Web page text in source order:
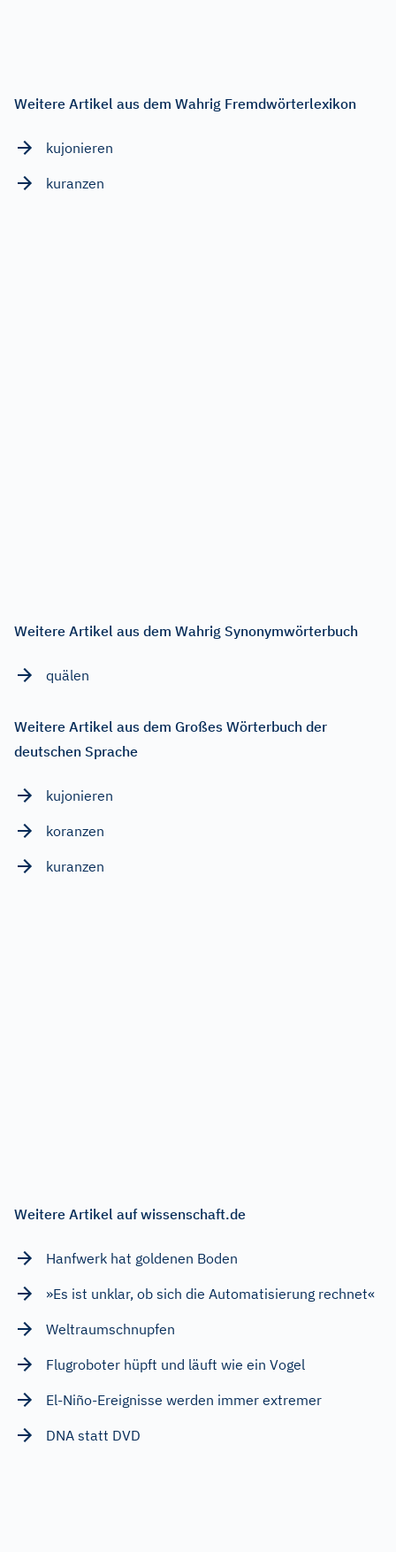
Weitere Artikel aus dem Wahrig Fremdwörterlexikon
kujonieren
kuranzen
Weitere Artikel aus dem Wahrig Synonymwörterbuch
quälen
Weitere Artikel aus dem Großes Wörterbuch der
deutschen Sprache
kujonieren
koranzen
kuranzen
Weitere Artikel auf wissenschaft.de
Hanfwerk hat goldenen Boden
»Es ist unklar, ob sich die Automatisierung rechnet«
Weltraumschnupfen
Flugroboter hüpft und läuft wie ein Vogel
El-Niño-Ereignisse werden immer extremer
DNA statt DVD